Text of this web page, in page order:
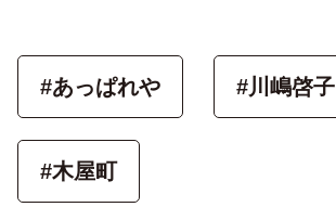
#あっぱれや #川嶋啓子
#木屋町